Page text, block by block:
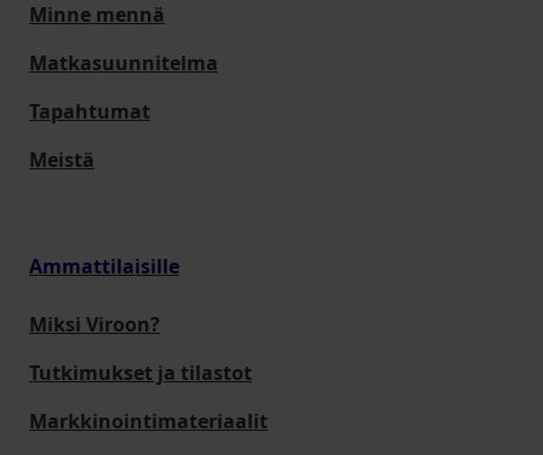
Minne mennä
Matkasuunnitelma
Tapahtumat
Meistä
Ammattilaisille
Miksi Viroon?
Tutkimukset ja tilastot
Markkinointimateriaalit